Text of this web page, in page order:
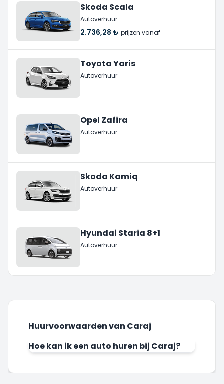
Skoda Scala
Autoverhuur
2.736,28 ₺ prijzen vanaf
Toyota Yaris
Autoverhuur
Opel Zafira
Autoverhuur
Skoda Kamiq
Autoverhuur
Hyundai Staria 8+1
Autoverhuur
Huurvoorwaarden van Caraj
Hoe kan ik een auto huren bij Caraj?